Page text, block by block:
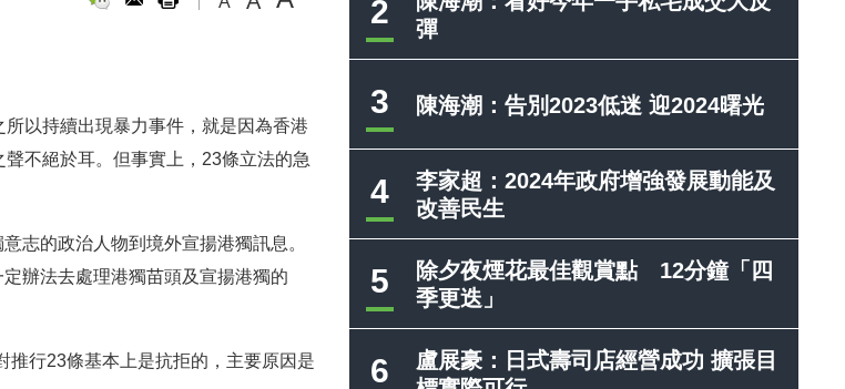
2
彈
3 陳海潮：告別2023低迷 迎2024曙光
4
李家超：2024年政府增強發展動能及
改善民生
5
除夕夜煙花最佳觀賞點 12分鐘「四
季更迭」
6
盧展豪：日式壽司店經營成功 擴張目
以持續出現暴力事件，就是因為香港
不絕於耳。但事實上，23條立法的急
志的政治人物到境外宣揚港獨訊息。
辦法去處理港獨苗頭及宣揚港獨的
推行23條基本上是抗拒的，主要原因是